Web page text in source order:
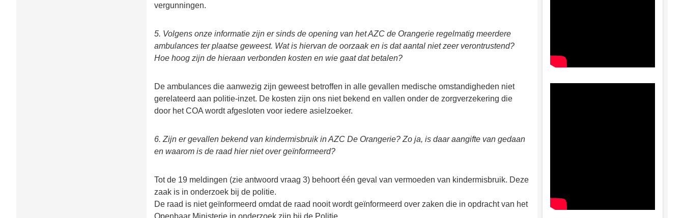
vergunningen.
5. Volgens onze informatie zijn er sinds de opening van het AZC de Orangerie regelmatig meerdere
ambulances ter plaatse geweest. Wat is hiervan de oorzaak en is dat aantal niet zeer verontrustend?
Hoe hoog zijn de hieraan verbonden kosten en wie gaat dat betalen?
De ambulances die aanwezig zijn geweest betroffen in alle gevallen medische omstandigheden niet
gerelateerd aan politie-inzet. De kosten zijn ons niet bekend en vallen onder de zorgverzekering die
door het COA wordt afgesloten voor iedere asielzoeker.
6. Zijn er gevallen bekend van kindermisbruik in AZC De Orangerie? Zo ja, is daar aangifte van gedaan
en waarom is de raad hier niet over geïnformeerd?
Tot de 19 meldingen (zie antwoord vraag 3) behoort één geval van vermoeden van kindermisbruik. Deze
zaak is in onderzoek bij de politie.
De raad is niet geïnformeerd omdat de raad nooit wordt geïnformeerd over zaken die in opdracht van het
Openbaar Ministerie in onderzoek zijn bij de Politie.